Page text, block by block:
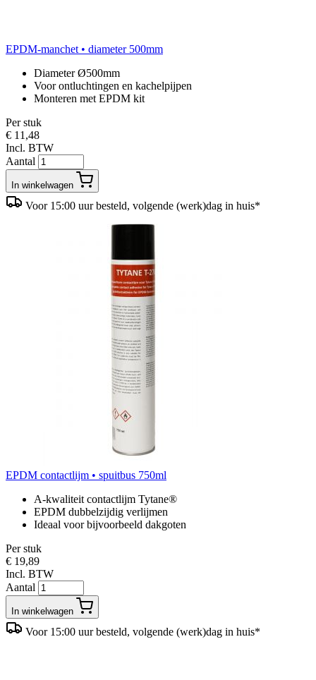
EPDM-manchet • diameter 500mm
Diameter Ø500mm
Voor ontluchtingen en kachelpijpen
Monteren met EPDM kit
Per stuk
€ 11,48
Incl. BTW
Aantal
In winkelwagen
Voor 15:00 uur besteld, volgende (werk)dag in huis*
EPDM contactlijm • spuitbus 750ml
A-kwaliteit contactlijm Tytane®
EPDM dubbelzijdig verlijmen
Ideaal voor bijvoorbeeld dakgoten
Per stuk
€ 19,89
Incl. BTW
Aantal
In winkelwagen
Voor 15:00 uur besteld, volgende (werk)dag in huis*